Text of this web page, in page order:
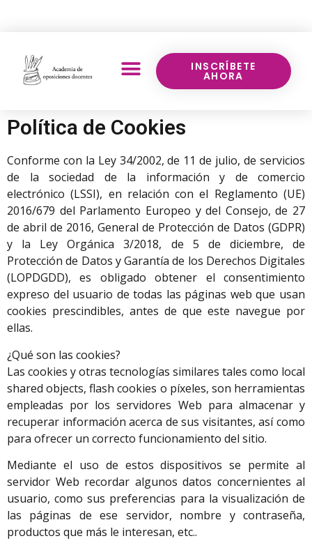
INSCRÍBETE
AHORA
Política de Cookies
Conforme con la Ley 34/2002, de 11 de julio, de servicios
de la sociedad de la información y de comercio
electrónico (LSSI), en relación con el Reglamento (UE)
2016/679 del Parlamento Europeo y del Consejo, de 27
de abril de 2016, General de Protección de Datos (GDPR)
y la Ley Orgánica 3/2018, de 5 de diciembre, de
Protección de Datos y Garantía de los Derechos Digitales
(LOPDGDD), es obligado obtener el consentimiento
expreso del usuario de todas las páginas web que usan
cookies prescindibles, antes de que este navegue por
ellas.
¿Qué son las cookies?
Las cookies y otras tecnologías similares tales como local
shared objects, flash cookies o píxeles, son herramientas
empleadas por los servidores Web para almacenar y
recuperar información acerca de sus visitantes, así como
para ofrecer un correcto funcionamiento del sitio.
Mediante el uso de estos dispositivos se permite al
servidor Web recordar algunos datos concernientes al
usuario, como sus preferencias para la visualización de
las páginas de ese servidor, nombre y contraseña,
productos que más le interesan, etc..